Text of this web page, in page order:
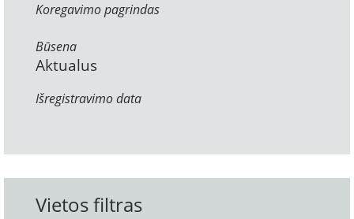
Koregavimo pagrindas
Būsena
Aktualus
Išregistravimo data
Vietos filtras